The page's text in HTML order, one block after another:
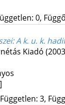
0,
: A k. u. k.
Kiadó
3,